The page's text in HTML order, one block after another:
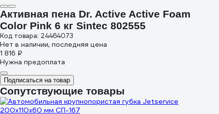
Активная пена Dr. Active Active Foam
Color Pink 6 кг Sintec 802555
Код товара: 24464073
Нет в наличии, последняя цена
1 816 ₽
Нужна предоплата
Подписаться на товар
Сопутствующие товары